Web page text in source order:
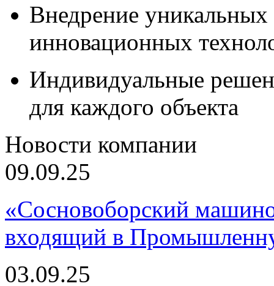
Внедрение уникальных
инновационных
Индивидуальные
для каждого объекта
Новости компании
09.09.25
«Сосновоборский
входящий в
03.09.25